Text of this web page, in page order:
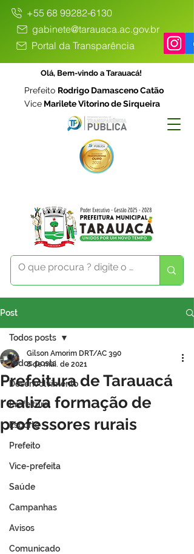
+55 68 99282-6130
gabinete@tarauaca.ac.gov.br
Portal da Transparência
Olá, Bem-vindo a Tarauacá!
Prefeito Rodrigo Damasceno Catão
Vice Marilete Vitorino de Sirqueira
Post
Todos posts
Desenvolvimento
Prefeitura
Esporte
Prefeito
Vice-prefeita
Saúde
Campanhas
Avisos
Comunicado
Todos posts
Prefeitura de Tarauacá
realiza formação de
professores rurais
Gilson Amorim DRT/AC 390
8 de mai. de 2021